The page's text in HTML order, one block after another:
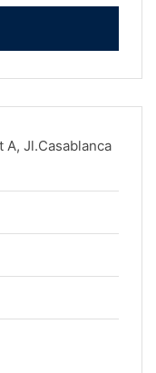
Jl.Casablanca